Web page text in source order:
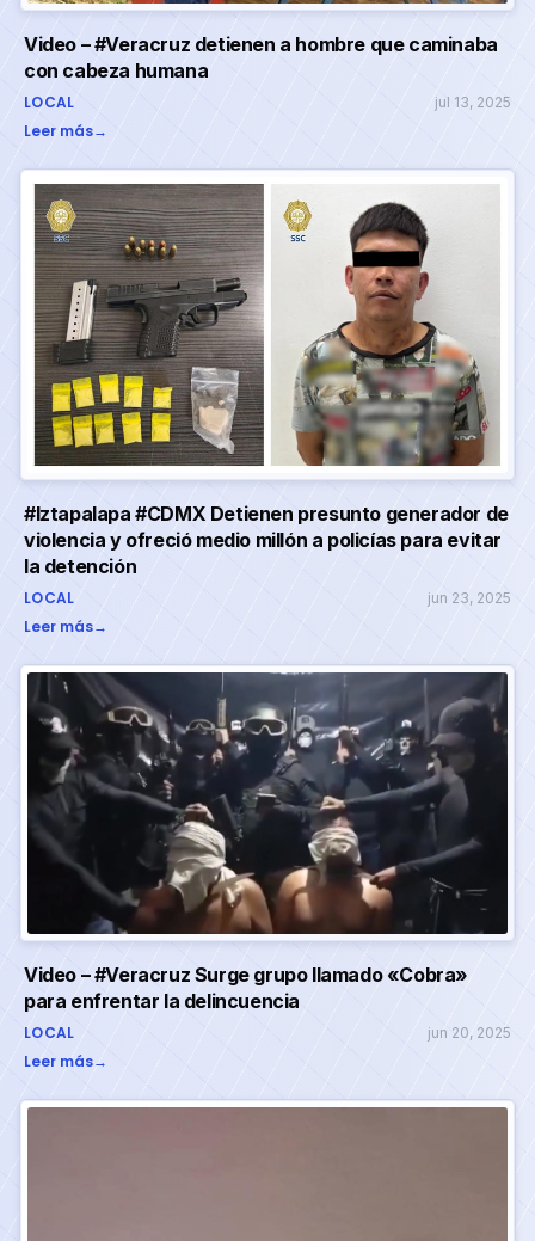
Video – #Veracruz detienen a hombre que caminaba
con cabeza humana
LOCAL jul 13, 2025
Leer más→
#Iztapalapa #CDMX Detienen presunto generador de
violencia y ofreció medio millón a policías para evitar
la detención
LOCAL jun 23, 2025
Leer más→
Video – #Veracruz Surge grupo llamado «Cobra»
para enfrentar la delincuencia
LOCAL jun 20, 2025
Leer más→